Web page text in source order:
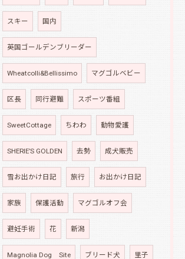
スキー 国内
英国ゴールデンブリーダー
Wheatcolli&Bellissimo マグゴルベビー
区長 同行避難 スポーツ番組
SweetCottage ちわわ 動物愛護
SHERIE’S GOLDEN 去勢 成犬販売
雪お出かけ日記 旅行 お出かけ日記
家族 保護活動 マグゴルオフ会
避妊手術 花 新潟
Magnolia Dog Site ブリード犬 里子